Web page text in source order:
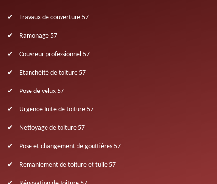
Travaux de couverture 57
Ramonage 57
Couvreur professionnel 57
Etanchéité de toiture 57
Pose de velux 57
Urgence fuite de toiture 57
Nettoyage de toiture 57
Pose et changement de gouttières 57
Remaniement de toiture et tuile 57